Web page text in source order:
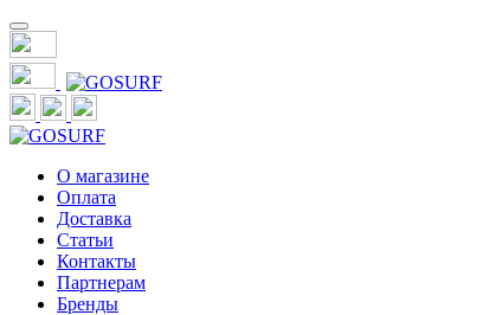
О магазине
Оплата
Доставка
Статьи
Контакты
Партнерам
Бренды